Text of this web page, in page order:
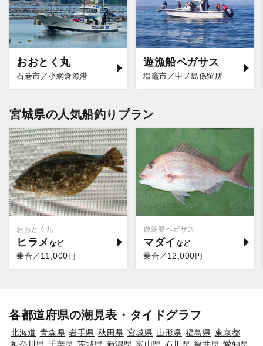
おおとく丸
石巻市／小網倉漁港
遊漁船ペガサス
塩竈市／中ノ島係留所
宮城県の人気船釣りプラン
おおとく丸
ヒラメ
乗合／ 11,000円
遊漁船ペガサス
マダイ
乗合／ 12,000円
各都道府県の潮見表・タイドグラフ
北海道 青森県 岩手県 秋田県 宮城県 山形県 福島県 東京都
神奈川県 千葉県 茨城県 新潟県 富山県 石川県 福井県 愛知県